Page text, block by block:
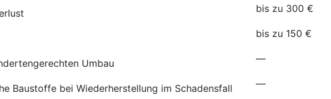
bis zu 300 €
bis zu 150 €
Umbau —
Baustoffe bei Wiederherstellung im Schadensfall —